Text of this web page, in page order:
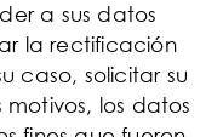
a sus datos
la rectificación
caso, solicitar su
los datos